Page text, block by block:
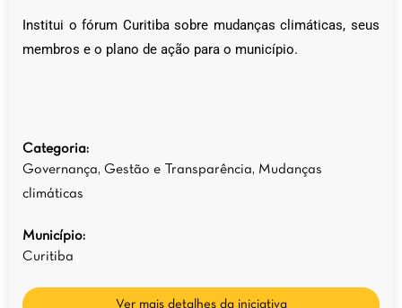
Institui o fórum Curitiba sobre mudanças climáticas, seus
membros e o plano de ação para o município.
Categoria:
Governança, Gestão e Transparência, Mudanças
climáticas
Município:
Curitiba
Ver mais detalhes da iniciativa